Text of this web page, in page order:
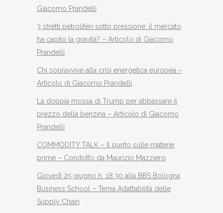
Giacomo Prandelli
3 stretti petroliferi sotto pressione: il mercato
ha capito la gravità? – Articolo di Giacomo
Prandelli
Chi sopravvive alla crisi energetica europea –
Articolo di Giacomo Prandelli
La doppia mossa di Trump per abbassare il
prezzo della benzina – Articolo di Giacomo
Prandelli
COMMODITY TALK – Il punto sulle materie
prime – Condotto da Maurizio Mazziero
Giovedì 25 giugno h. 18.30 alla BBS Bologna
Business School – Tema Adattabilità delle
Supply Chain